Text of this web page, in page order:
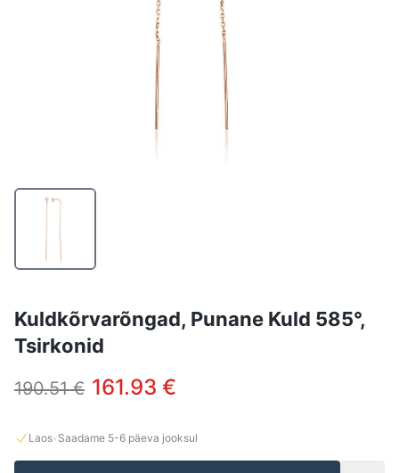
Kuldkõrvarõngad, Punane Kuld 585°,
Tsirkonid
190.51 € 161.93 €
Laos· Saadame 5-6 päeva jooksul